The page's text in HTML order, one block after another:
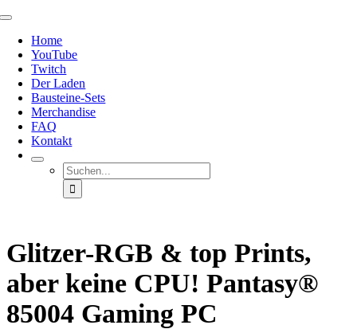
Zum
springen
Toggle
NavigationHome
YouTube
Twitch
Der Laden
Bausteine-Sets
Merchandise
FAQ
Kontakt
Suche
nach:
Glitzer-RGB & top Prints,
aber keine CPU! Pantasy®
85004 Gaming PC